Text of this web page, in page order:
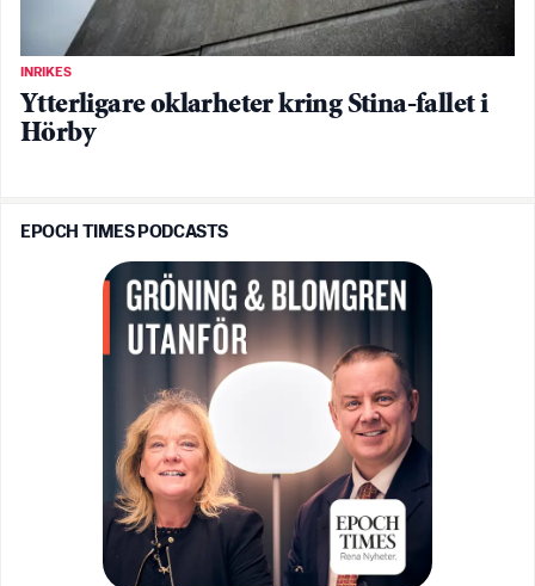
INRIKES
Ytterligare oklarheter kring Stina-fallet i
Hörby
EPOCH TIMES PODCASTS